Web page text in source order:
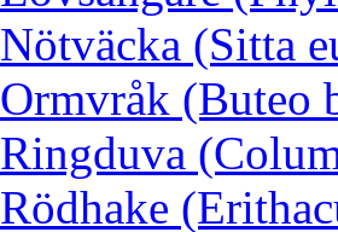
Nötväcka (Sitta
Ormvråk (Buteo
Ringduva
Rödhake